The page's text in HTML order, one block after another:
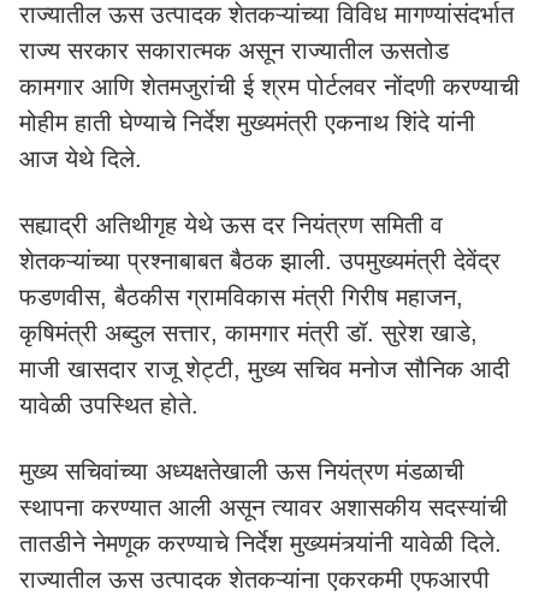
राज्यातील ऊस उत्पादक शेतकऱ्यांच्या विविध मागण्यांसंदर्भात
राज्य सरकार सकारात्मक असून राज्यातील ऊसतोड
कामगार आणि शेतमजुरांची ई श्रम पोर्टलवर नोंदणी करण्याची
मोहीम हाती घेण्याचे निर्देश मुख्यमंत्री एकनाथ शिंदे यांनी
आज येथे दिले.
सह्याद्री अतिथीगृह येथे ऊस दर नियंत्रण समिती व
शेतकऱ्यांच्या प्रश्नाबाबत बैठक झाली. उपमुख्यमंत्री देवेंद्र
फडणवीस, बैठकीस ग्रामविकास मंत्री गिरीष महाजन,
कृषिमंत्री अब्दुल सत्तार, कामगार मंत्री डॉ. सुरेश खाडे,
माजी खासदार राजू शेट्टी, मुख्य सचिव मनोज सौनिक आदी
यावेळी उपस्थित होते.
मुख्य सचिवांच्या अध्यक्षतेखाली ऊस नियंत्रण मंडळाची
स्थापना करण्यात आली असून त्यावर अशासकीय सदस्यांची
तातडीने नेमणूक करण्याचे निर्देश मुख्यमंत्र्यांनी यावेळी दिले.
राज्यातील ऊस उत्पादक शेतकऱ्यांना एकरकमी एफआरपी